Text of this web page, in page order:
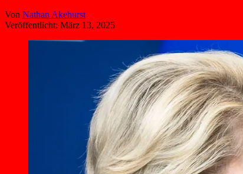
Von Nathan Akehurst
Veröffentlicht: März 13, 2025